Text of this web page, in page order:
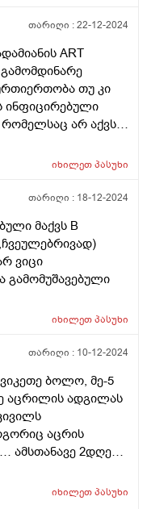
ბავშვს აქვს
მითხრა რომ
მხოლოდო. ასე
თარიღი :22-12-2024
ART
თუ კი
არ აქვს
იხილეთპასუხი
თარიღი : 18-12-2024
მაქვს B
ვიცი
გამომუშავებული
იხილეთპასუხი
თარიღი : 10-12-2024
ბოლო, მე-5
აცრილის ადგილას
აცრის
ამსთანავე 2დღეა
არ ვიცი ბუსუსი
იხილეთპასუხი